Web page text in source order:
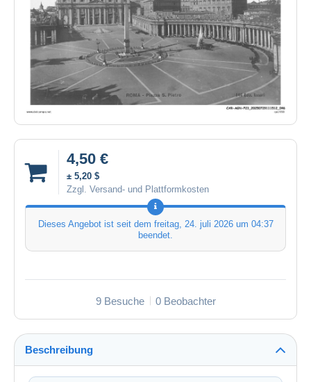
4,50 €
± 5,20 $
Zzgl. Versand- und Plattformkosten
Dieses Angebot ist seit dem freitag, 24. juli 2026 um 04:37
beendet.
9 Besuche 0 Beobachter
Beschreibung